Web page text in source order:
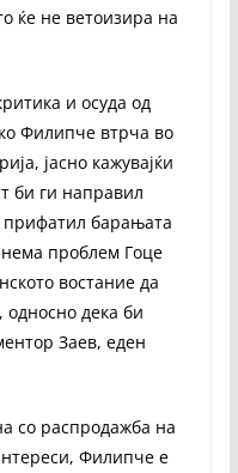
ќе не ветоизира на
и осуда од
Филипче втрча во
јасно кажувајќи
би ги направил
прифатил барањата
проблем Гоце
востание да
односно дека би
Заев, еден
со распродажба на
Филипче е